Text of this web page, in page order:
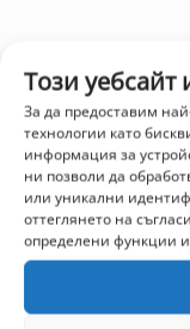
Този уебсайт
За да предоставим
технологии като
информация за
ни позволи да
или уникални
оттеглянето на
определени функции